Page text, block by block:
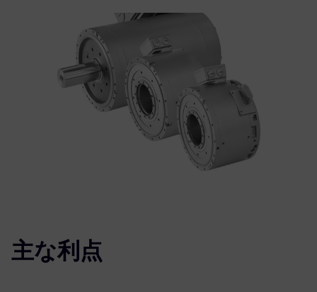
主な利点